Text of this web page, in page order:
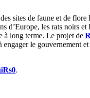
sites de faune et de
d’Europe, les rats noirs
à long terme. Le projet de
engager le gouvernement
.